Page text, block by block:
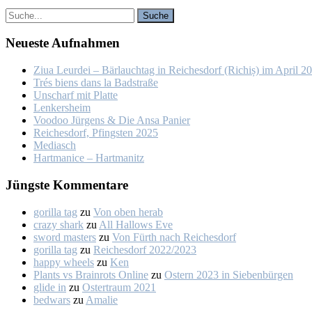
Neu­es­te Auf­nah­men
Ziua Leur­dei – Bär­lauch­tag in Rei­ches­dorf (Ri­chiș) im April
Trés biens dans la Bad­stra­ße
Un­scharf mit Plat­te
Len­kers­heim
Voo­doo Jür­gens & Die An­sa Pa­nier
Rei­ches­dorf, Pfings­ten 2025
Me­dia­sch
Hart­ma­nice – Hart­ma­nitz
Jüngs­te Kom­men­ta­re
gorilla tag zu Von oben her­ab
crazy shark zu All Hal­lows Eve
sword masters zu Von Fürth nach Rei­ches­dorf
gorilla tag zu Rei­ches­dorf 2022/2023
happy wheels zu Ken
Plants vs Brainrots Online zu Os­tern 2023 in Sie­ben­bür­gen
glide in zu Os­ter­traum 2021
bedwars zu Ama­lie